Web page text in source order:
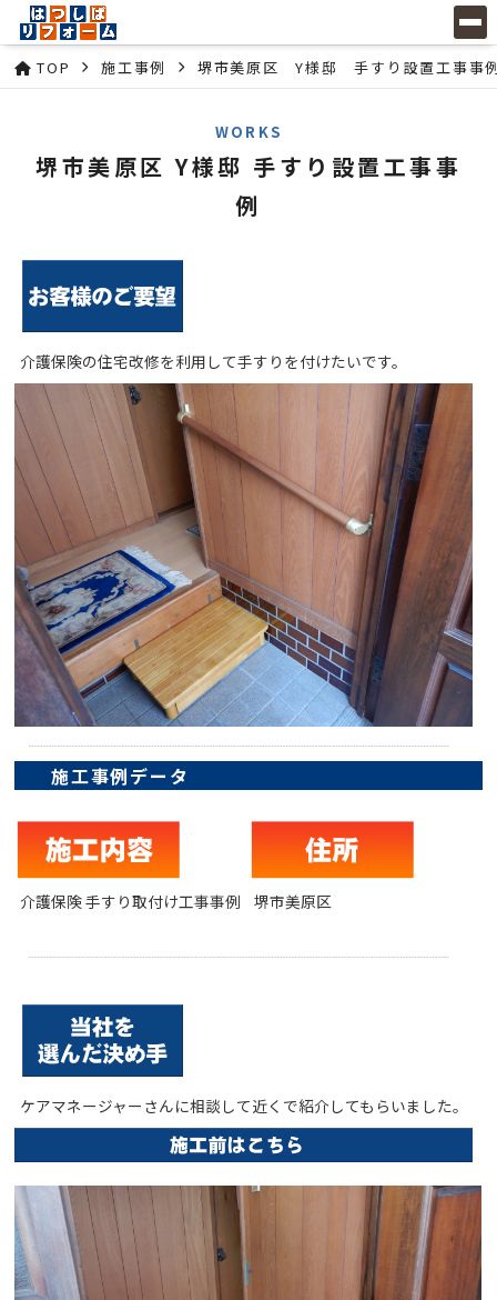
TOP 施工事例 堺市美原区 Y様邸 手すり設置工事事
WORKS
堺市美原区 Y様邸 手すり設置工事事
例
介護保険の住宅改修を利用して手すりを付けたいです。
施工事例データ
介護保険 手すり取付け工事事例 堺市美原区
ケアマネージャーさんに相談して近くで紹介してもらいました。